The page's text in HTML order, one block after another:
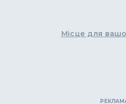
Місце для